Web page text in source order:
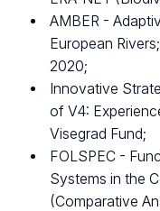
AMBER -
European
2020;
Innovative
of V4:
Visegrad Fund;
FOLSPEC -
Systems in the
(Comparative